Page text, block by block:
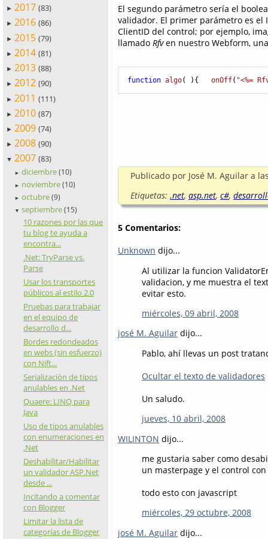
► 2017 (83)
► 2016 (86)
► 2015 (79)
► 2014 (81)
► 2013 (88)
► 2012 (90)
► 2011 (111)
► 2010 (87)
► 2009 (74)
► 2008 (90)
▼ 2007 (83)
► diciembre (10)
► noviembre (10)
► octubre (9)
▼ septiembre (15)
10 razones por las que
tu blog te ayuda a
encontra...
.Net: TryParse vs.
Parse
Usar los transportes
públicos al estilo 2.0
Pruebas para trabajar
en el equipo de
desarrollo d...
Bordes redondeados
en webs (sin esfuerzo)
con Nift...
Serialización de tipos
anulables en .Net
Quaere: LINQ para
Java
Uso de tipos anulables
con enumeraciones en
.Net
Deshabilitar/Habilitar
un validador ASP.Net
desde ...
Incitando a comentar
con Blogger
Limitar la lista de
categorías de Blogger
El segundo parámetro sería el
validador. El primer parámetro es el
ClientID del control; por ejemplo,
llamado Rfven nuestro Webform,
function algo( ){ onOff( "<%=
Publicado por José M. Aguilar a
Etiquetas: .net, asp.net, c#,
5 Comentarios:
Unknown dijo...
Al utilizar la funcion
validacion, y me muestra el
evitar esto.
miércoles, 09 abril, 2008
josé M. Aguilar dijo...
Pablo, ahí llevas un post
Ocultar el texto de validadores
Un saludo.
jueves, 10 abril, 2008
WILINTON dijo...
me gustaria saber como
un masterpage y el control
todo esto con javascript
miércoles, 29 octubre, 2008
josé M. Aguilar dijo...